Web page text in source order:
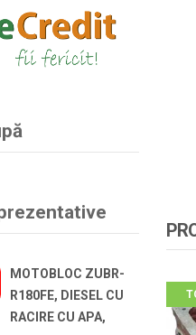
MOTOBLOC ZUBR-
R180FE, DIESEL CU
RACIRE CU APA,